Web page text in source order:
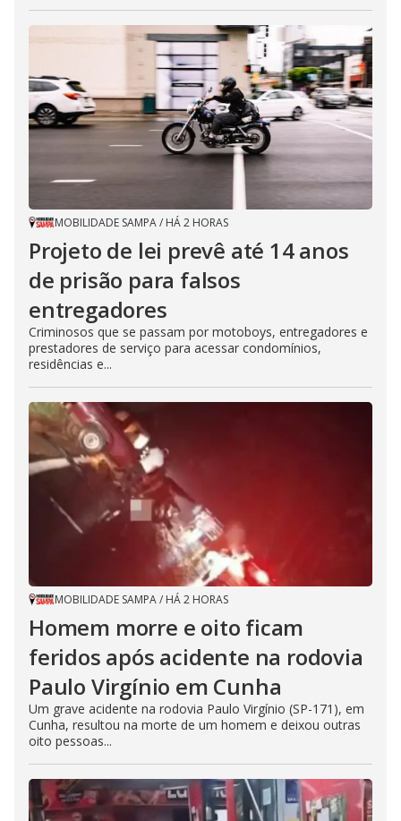
MOBILIDADE SAMPA/ HÁ 2 HORAS
Projeto de lei prevê até 14 anos
de prisão para falsos
entregadores
Criminosos que se passam por motoboys, entregadores e
prestadores de serviço para acessar condomínios,
residências e...
MOBILIDADE SAMPA/ HÁ 2 HORAS
Homem morre e oito ficam
feridos após acidente na rodovia
Paulo Virgínio em Cunha
Um grave acidente na rodovia Paulo Virgínio (SP-171), em
Cunha, resultou na morte de um homem e deixou outras
oito pessoas...